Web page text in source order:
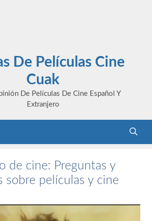
De Películas Cine
Cuak
De Películas De Cine Español Y
Extranjero
de cine: Preguntas y
sobre películas y cine